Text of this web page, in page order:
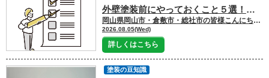
外壁塗装前にやっておくこと５選！工事前に準備しておくと安心なポイントは？
岡山県岡山市・倉敷市・総社市の皆様こんにちは
2026.08.05(Wed)
詳しくはこちら
塗装の豆知識